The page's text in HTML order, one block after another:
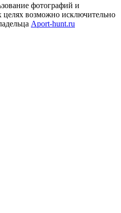
фотографий и
возможно исключительно
Aport-hunt.ru